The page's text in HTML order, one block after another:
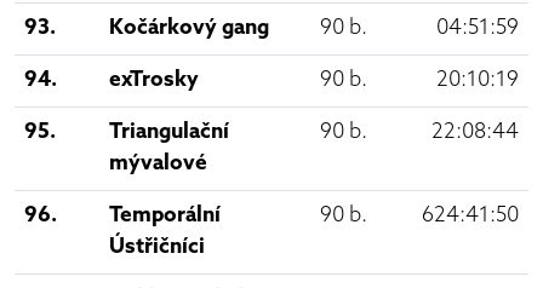
93. Kočárkový gang 90 b. 04:51:59
94. exTrosky 90 b. 20:10:19
95.
Triangulační
mývalové
90 b. 22:08:44
96.
Temporální
Ústřičníci
90 b. 624:41:50